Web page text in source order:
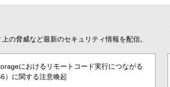
の脅威など最新のセキュリティ情報を配信。
におけるリモートコード実行につながる
）に関する注意喚起